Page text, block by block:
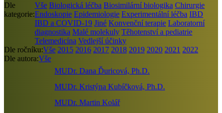
Dle
kategorie:
Vše Biologická léčba Biosimilární biologika Chirurgie
Endoskopie Epidemiologie Experimentální léčba IBD
IBD a COVID-19 Jiné Konvenční terapie Laboratorní
diagnostika Malé molekuly Těhotenství a pediatrie
Telemedicína Vedlejší účinky
Dle ročníku:Vše 2015 2016 2017 2018 2019 2020 2021 2022
Dle autora:Vše
MUDr. Dana Ďuricová, Ph.D.
MUDr. Kristýna Kubíčková, Ph.D.
MUDr. Martin Kolář